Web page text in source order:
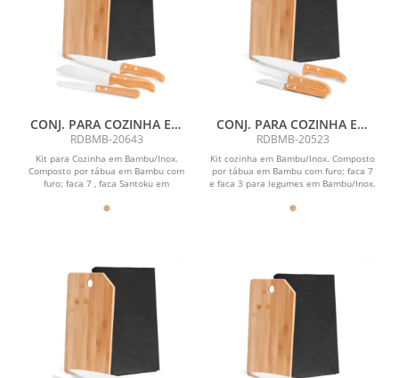
CONJ. PARA COZINHA EM
BAMBU / MADEIRA / INOX
OREGON - 4 PÇS
RDBMB-20643
Kit para Cozinha em Bambu/Inox.
Composto por tábua em Bambu com
furo; faca 7 , faca Santoku em
CONJ. PARA COZINHA EM
BAMBU / MADEIRA / INOX
OREGON - 4 PÇS
RDBMB-20523
Kit cozinha em Bambu/Inox. Composto
por tábua em Bambu com furo; faca 7
e faca 3 para legumes em Bambu/Inox.